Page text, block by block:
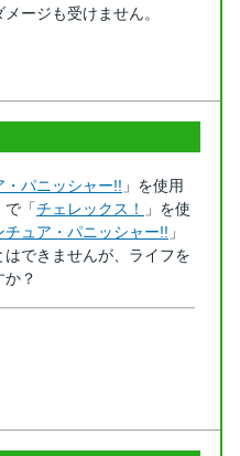
ージも受けません。
・パニッシャー!! 」を使用
で「チェレックス！
」を使
チュア・パニッシャー!! 」
できませんが、ライフを
か？